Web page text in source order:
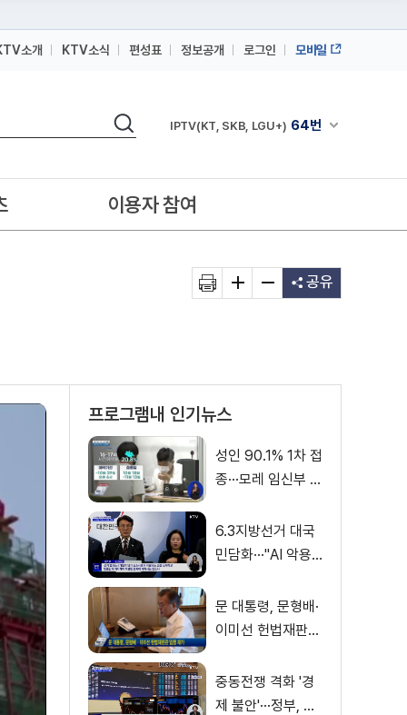
소개 KTV소식 편성표 정보공개 로그인 모바일
검색 채널안내 펼쳐
IPTV(KT, SKB, LGU+) 64번
IPTV(KT, SKB, LGU+)
이용자 참여
공유
프로그램내 인기뉴스
성인 90.1% 1차 접
종···모레 임신부 사
6.3지방선거 대국
민담화···"AI 악용
문 대통령, 문형배·
이미선 헌법재판관
중동전쟁 격화 '경
제 불안'···정부, 금